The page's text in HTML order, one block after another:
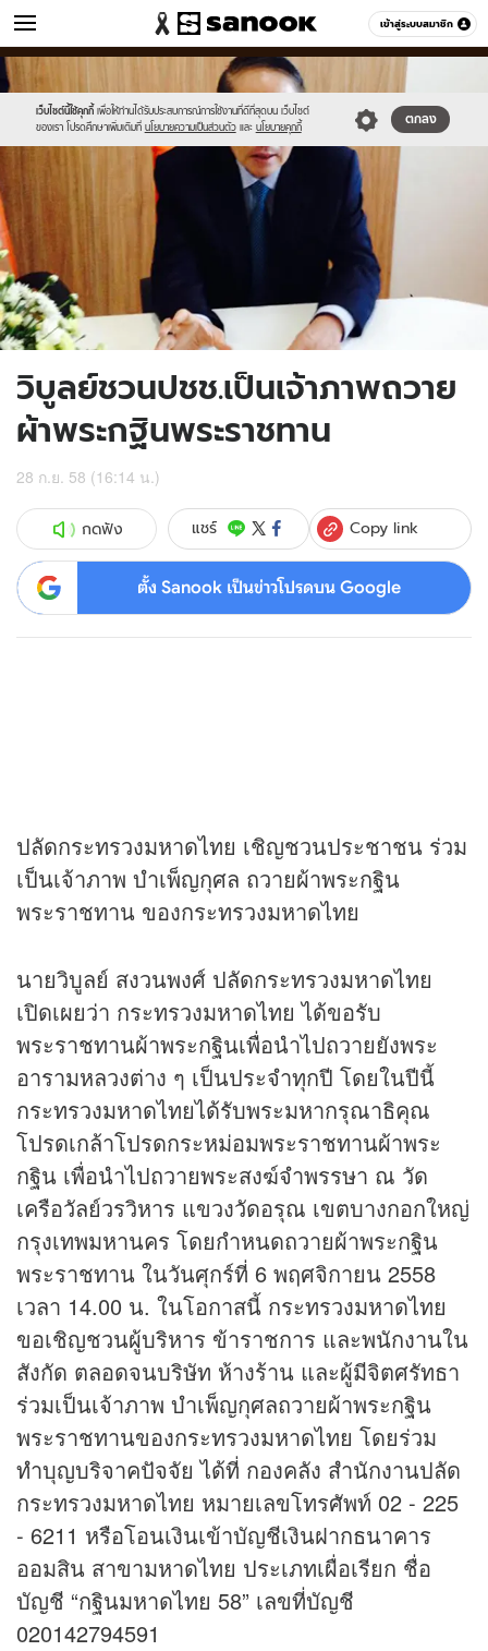
เข้าสู่ระบบสมาชิก
ข่าว หมวดอื่นๆ
เว็บไซต์นี้ใช้คุกกี้ เพื่อให้ท่านได้รับประสบการณ์การใช้งานที่ดีที่สุดบน เว็บไซต์
ของเรา โปรดศึกษาเพิ่มเติมที่ นโยบายความเป็นส่วนตัว และ นโยบายคุกกี้
ตกลง
Sanook
//s.isanook.com/sr/0/images/logo-
new-
sanook.png
600
60
//s.isanook.com/ns/0/ud/374/1873198/648829-
01.jpg
วิบูลย์ชวนปชช.เป็นเจ้าภาพถวาย
ผ้าพระกฐินพระราชทาน
28 ก.ย. 58 (16:14 น.)
กดฟัง แชร์ Copy link
ตั้ง Sanook เป็นข่าวโปรดบน Google
ปลัดกระทรวงมหาดไทย เชิญชวนประชาชน ร่วม
เป็นเจ้าภาพ บำเพ็ญกุศล ถวายผ้าพระกฐิน
พระราชทาน ของกระทรวงมหาดไทย
นายวิบูลย์ สงวนพงศ์ ปลัดกระทรวงมหาดไทย
เปิดเผยว่า กระทรวงมหาดไทย ได้ขอรับ
พระราชทานผ้าพระกฐินเพื่อนำไปถวายยังพระ
อารามหลวงต่าง ๆ เป็นประจำทุกปี โดยในปีนี้
กระทรวงมหาดไทยได้รับพระมหากรุณาธิคุณ
โปรดเกล้าโปรดกระหม่อมพระราชทานผ้าพระ
กฐิน เพื่อนำไปถวายพระสงฆ์จำพรรษา ณ วัด
เครือวัลย์วรวิหาร แขวงวัดอรุณ เขตบางกอกใหญ่
กรุงเทพมหานคร โดยกำหนดถวายผ้าพระกฐิน
พระราชทาน ในวันศุกร์ที่ 6 พฤศจิกายน 2558
เวลา 14.00 น. ในโอกาสนี้ กระทรวงมหาดไทย
ขอเชิญชวนผู้บริหาร ข้าราชการ และพนักงานใน
สังกัด ตลอดจนบริษัท ห้างร้าน และผู้มีจิตศรัทธา
ร่วมเป็นเจ้าภาพ บำเพ็ญกุศลถวายผ้าพระกฐิน
พระราชทานของกระทรวงมหาดไทย โดยร่วม
ทำบุญบริจาคปัจจัย ได้ที่ กองคลัง สำนักงานปลัด
กระทรวงมหาดไทย หมายเลขโทรศัพท์ 02 - 225
- 6211 หรือโอนเงินเข้าบัญชีเงินฝากธนาคาร
ออมสิน สาขามหาดไทย ประเภทเผื่อเรียก ชื่อ
บัญชี “กฐินมหาดไทย 58” เลขที่บัญชี
020142794591